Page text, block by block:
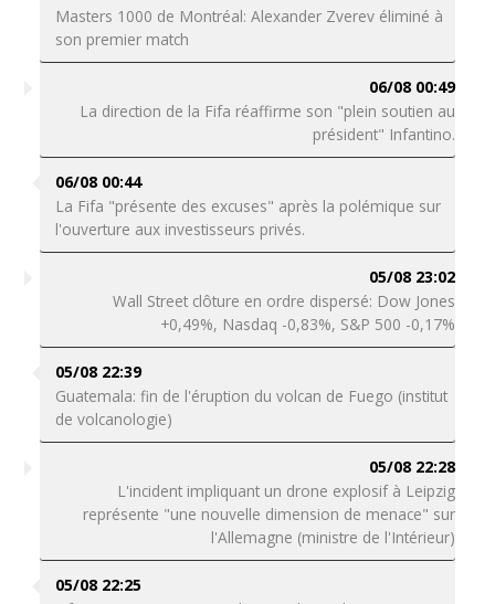
Masters 1000 de Montréal: Alexander Zverev éliminé à
son premier match
06/08 00:49
La direction de la Fifa réaffirme son "plein soutien au
président" Infantino.
06/08 00:44
La Fifa "présente des excuses" après la polémique sur
l'ouverture aux investisseurs privés.
05/08 23:02
Wall Street clôture en ordre dispersé: Dow Jones
+0,49%, Nasdaq -0,83%, S&P 500 -0,17%
05/08 22:39
Guatemala: fin de l'éruption du volcan de Fuego (institut
de volcanologie)
05/08 22:28
L'incident impliquant un drone explosif à Leipzig
représente "une nouvelle dimension de menace" sur
l'Allemagne (ministre de l'Intérieur)
05/08 22:25